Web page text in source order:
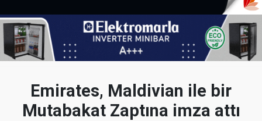
Emirates, Maldivian ile bir
Mutabakat Zaptına imza attı